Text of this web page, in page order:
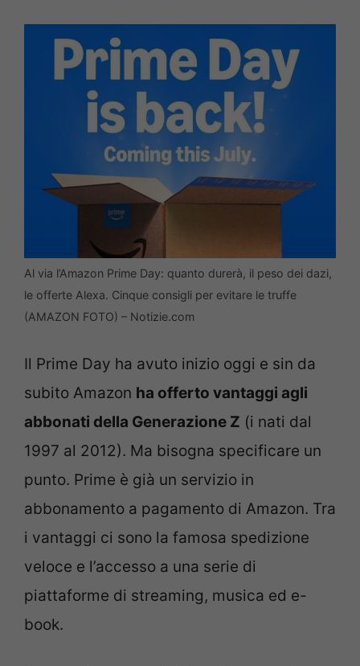
Al via l’Amazon Prime Day: quanto durerà, il peso dei dazi,
le offerte Alexa. Cinque consigli per evitare le truffe
(AMAZON FOTO) – Notizie.com
Il Prime Day ha avuto inizio oggi e sin da
subito Amazon ha offerto vantaggi agli
abbonati della Generazione Z (i nati dal
1997 al 2012). Ma bisogna specificare un
punto. Prime è già un servizio in
abbonamento a pagamento di Amazon. Tra
i vantaggi ci sono la famosa spedizione
veloce e l’accesso a una serie di
piattaforme di streaming, musica ed e-
book.